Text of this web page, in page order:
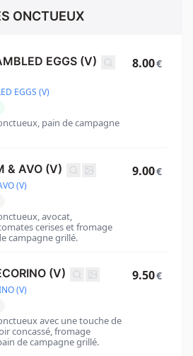
ONCTUEUX
EGGS (V)
EGGS (V)
pain de campagne
8.00€
& AVO (V)
(V)
avocat,
cerises et fromage
campagne grillé.
9.00€
(V)
(V)
avec une touche de
concassé, fromage
de campagne grillé.
9.50€